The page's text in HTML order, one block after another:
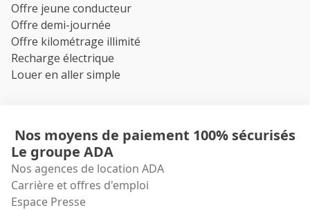
Offre jeune conducteur
Offre demi-journée
Offre kilométrage illimité
Recharge électrique
Louer en aller simple
Nos moyens de paiement 100% sécurisés
Le groupe ADA
Nos agences de location ADA
Carrière et offres d'emploi
Espace Presse